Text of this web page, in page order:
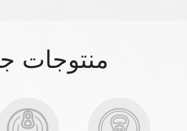
منتوجات